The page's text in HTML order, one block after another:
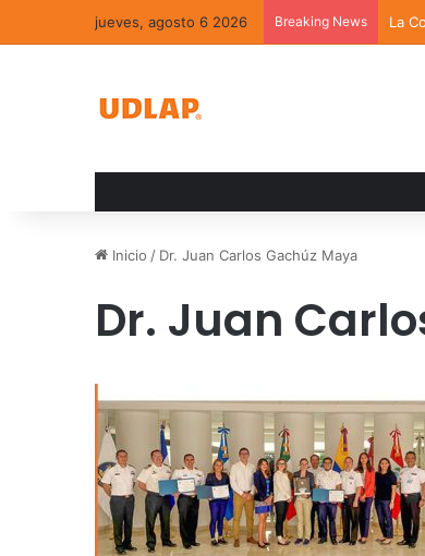
jueves, agosto 6 2026 Breaking News La
Inicio / Dr. Juan Carlos Gachúz Maya
Dr. Juan